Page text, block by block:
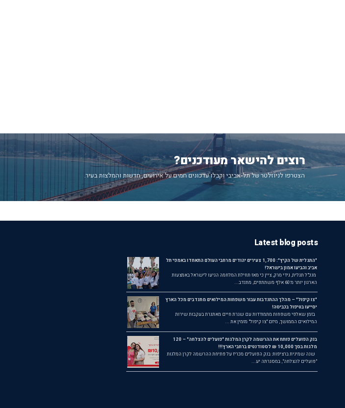
רוצים להישאר מעודכנים?
הצטרפו לניוזלטר של תל-אביבי וקבלו עדכונים חמים על אירועים, חדשות והמלצות בעיר.
Latest blog posts
"התגלית של הקיץ": 1,700 צעירים יהודים מרחבי העולם התאחדו באמפי תל
אביב והביעו אמון בישראל!
מנכ"ל תגלית, גידי מרק, ציין כי מאז תחילת המלחמה הגיעו לישראל באמצעות
הארגון יותר מ־60 אלף משתתפים, מתנדב...
"צו קיפול" – מהלך ההתנדבות עבור משפחות המילואים מתנדבים מכל הארץ
יסייעו בטיפול בכביסה!
בזמן שאלפי משפחות מתמודדות עם שגרת חיים מאתגרת בעקבות שירות
המילואים הממושך, מיזם "צו קיפול" מזמין את ...
בנק הפועלים פותח את ההרשמה לקרן המלגות "פועלים להצלחה" – 120
מלגות בסך 10,000 ₪ לסטודנטים ברחבי הארץ!!!
שנה שמינית ברציפות: בנק הפועלים מכריז על פתיחת ההרשמה לקרן המלגות
"פועלים להצלחה", במסגרתה יע...